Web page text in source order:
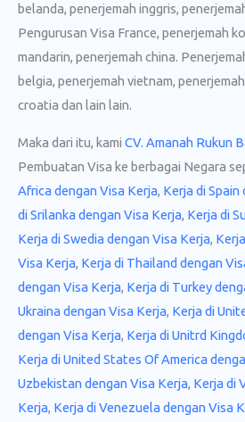
belanda, penerjemah inggris,
Pengurusan Visa France, penerjemah
mandarin, penerjemah china.
belgia, penerjemah vietnam,
croatia dan lain lain.
Maka dari itu, kami CV. Amanah Rukun
Pembuatan Visa ke berbagai Negara
Africa dengan Visa Kerja, Kerja di Spain
di Srilanka dengan Visa Kerja, Kerja di
Kerja di Swedia dengan Visa Kerja,
Visa Kerja, Kerja di Thailand dengan
dengan Visa Kerja, Kerja di Turkey
Ukraina dengan Visa Kerja, Kerja di
dengan Visa Kerja, Kerja di Unitrd
Kerja di United States Of America
Uzbekistan dengan Visa Kerja, Kerja di
Kerja, Kerja di Venezuela dengan Visa